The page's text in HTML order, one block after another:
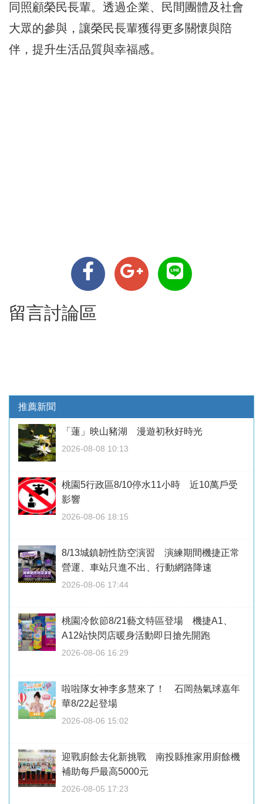
同照顧榮民長輩。透過企業、民間團體及社會
大眾的參與，讓榮民長輩獲得更多關懷與陪
伴，提升生活品質與幸福感。
留言討論區
推薦新聞
「蓮」映山豬湖 漫遊初秋好時光
2026-08-08 10:13
桃園5行政區8/10停水11小時 近10萬戶受
影響
2026-08-06 18:15
8/13城鎮韌性防空演習 演練期間機捷正常
營運、車站只進不出、行動網路降速
2026-08-06 17:44
桃園冷飲節8/21藝文特區登場 機捷A1、
A12站快閃店暖身活動即日搶先開跑
2026-08-06 16:29
啦啦隊女神李多慧來了！ 石岡熱氣球嘉年
華8/22起登場
2026-08-06 15:02
迎戰廚餘去化新挑戰 南投縣推家用廚餘機
補助每戶最高5000元
2026-08-05 17:23